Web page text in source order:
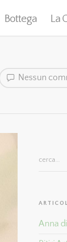
Bottega La
Nessun
cerca...
Anna